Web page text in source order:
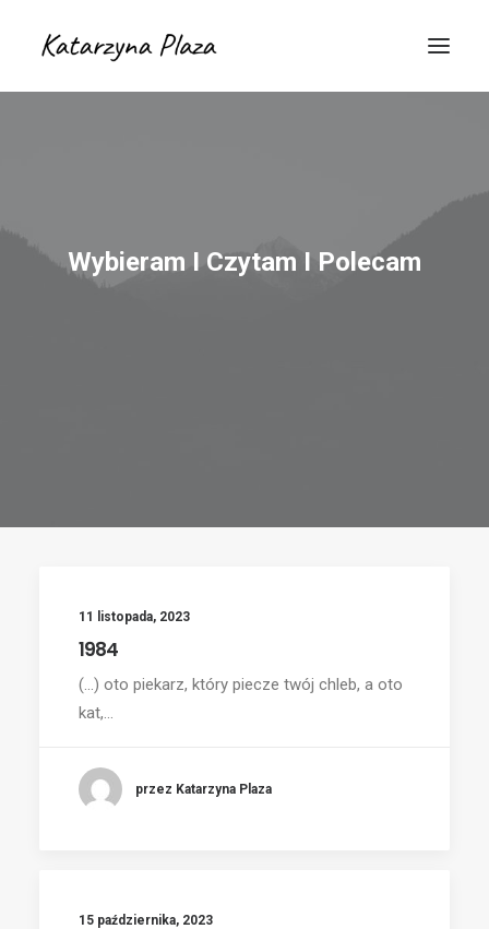
Wybieram I Czytam I Polecam
11 listopada, 2023
1984
(...) oto piekarz, który piecze twój chleb, a oto
kat,…
przez Katarzyna Plaza
15 października, 2023